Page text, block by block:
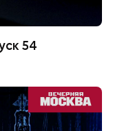
54